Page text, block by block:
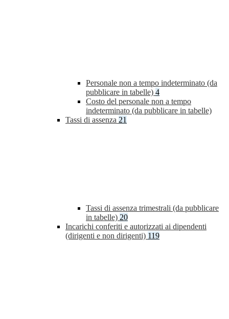
Personale non a tempo indeterminato (da
pubblicare in tabelle) 4
Costo del personale non a tempo
indeterminato (da pubblicare in tabelle)
Tassi di assenza 21
Tassi di assenza trimestrali (da pubblicare
in tabelle) 20
Incarichi conferiti e autorizzati ai dipendenti
(dirigenti e non dirigenti) 119